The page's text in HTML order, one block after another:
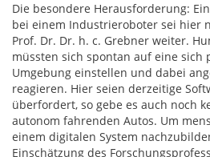
Die besondere Herausforderung:
bei einem Industrieroboter sei hier
Prof. Dr. Dr. h. c. Grebner weiter.
müssten sich spontan auf eine sich
Umgebung einstellen und dabei
reagieren. Hier seien derzeitige
überfordert, so gebe es auch noch
autonom fahrenden Autos. Um
einem digitalen System
Einschätzung des